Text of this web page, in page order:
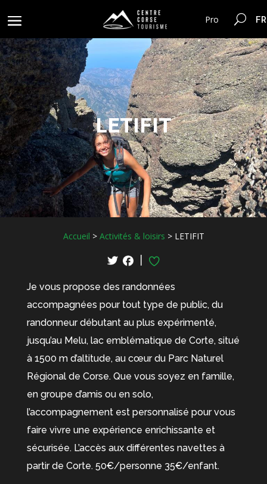
Pro
LETIFIT
Accueil > Activités & loisirs > LETIFIT
|
Je vous propose des randonnées
accompagnées pour tout type de public, du
randonneur débutant au plus expérimenté,
jusqu’au Melu, lac emblématique de Corte, situé
à 1500 m d’altitude, au cœur du Parc Naturel
Régional de Corse. Que vous soyez en famille,
en groupe d’amis ou en solo,
l’accompagnement est personnalisé pour vous
faire vivre une expérience enrichissante et
sécurisée. L’accès aux différentes navettes à
partir de Corte. 50€/personne 35€/enfant.